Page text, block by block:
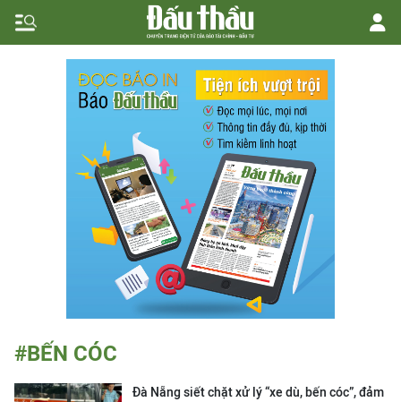
#BẾN CÓC
Đà Nẵng siết chặt xử lý “xe dù, bến cóc”, đảm